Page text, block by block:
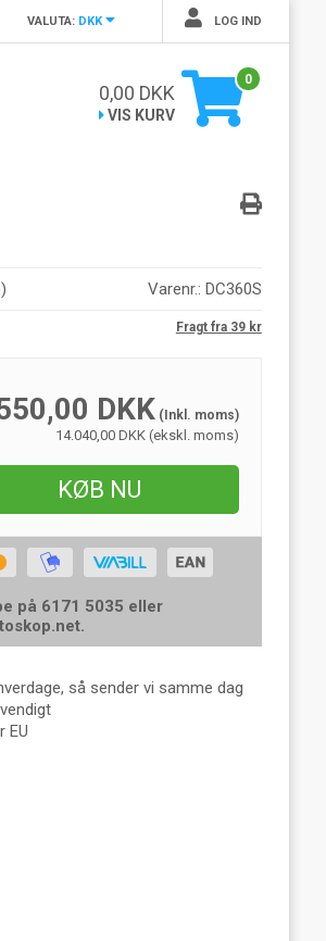
LOG IND
VALUTA: DKK
0
0,00 DKK
VIS KURV
) Varenr.: DC360S
Fragt fra 39 kr
DKK (Inkl. moms)
14.040,00 DKK (ekskl. moms)
KØB NU
på 6171 5035 eller
.
så sender vi samme dag
EU